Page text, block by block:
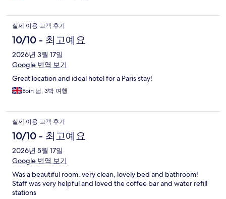
실제 이용 고객 후기
10/10 - 최고예요
2026년 3월 17일
Google 번역 보기
Great location and ideal hotel for a Paris stay!
Eoin 님, 3박 여행
실제 이용 고객 후기
10/10 - 최고예요
2026년 5월 17일
Google 번역 보기
Was a beautiful room, very clean, lovely bed and bathroom!
Staff was very helpful and loved the coffee bar and water refill
stations